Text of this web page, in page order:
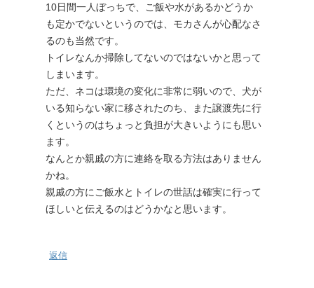
10日間一人ぼっちで、ご飯や水があるかどうか
も定かでないというのでは、モカさんが心配なさ
るのも当然です。
トイレなんか掃除してないのではないかと思って
しまいます。
ただ、ネコは環境の変化に非常に弱いので、犬が
いる知らない家に移されたのち、また譲渡先に行
くというのはちょっと負担が大きいようにも思い
ます。
なんとか親戚の方に連絡を取る方法はありません
かね。
親戚の方にご飯水とトイレの世話は確実に行って
ほしいと伝えるのはどうかなと思います。
返信